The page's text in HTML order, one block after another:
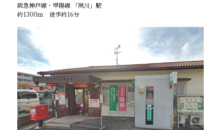
阪急神戸線・甲陽線 「夙川」駅
約1300ｍ 徒歩約16分